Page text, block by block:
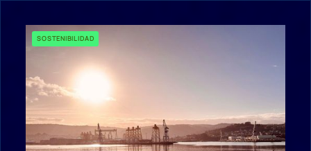
SOSTENIBILIDAD